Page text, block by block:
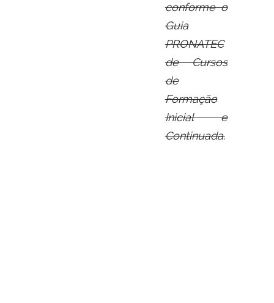
conforme o
Guia
PRONATEC
de Cursos
de
Formação
Inicial e
Continuada.